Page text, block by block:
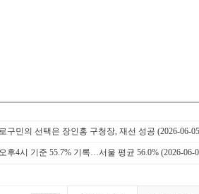
구민의 선택은 장인홍 구청장, 재선 성공 (2026-06-
후4시 기준 55.7% 기록…서울 평균 56.0% (2026-06-